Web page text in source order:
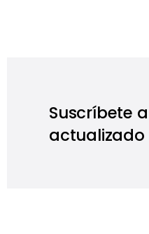
Suscríbete
actualizado